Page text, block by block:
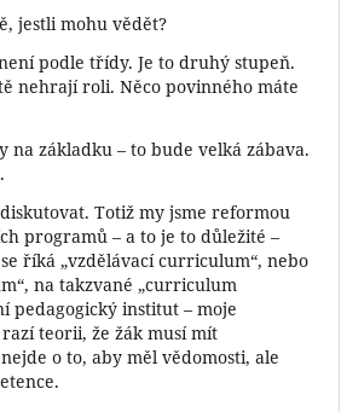
jestli mohu vědět?
podle třídy. Je to druhý stupeň.
nehrají roli. Něco povinného máte
na základku – to bude velká zábava.
Totiž my jsme reformou
programů – a to je to důležité –
říká „vzdělávací curriculum“, nebo
na takzvané „curriculum
pedagogický institut – moje
teorii, že žák musí mít
o to, aby měl vědomosti, ale